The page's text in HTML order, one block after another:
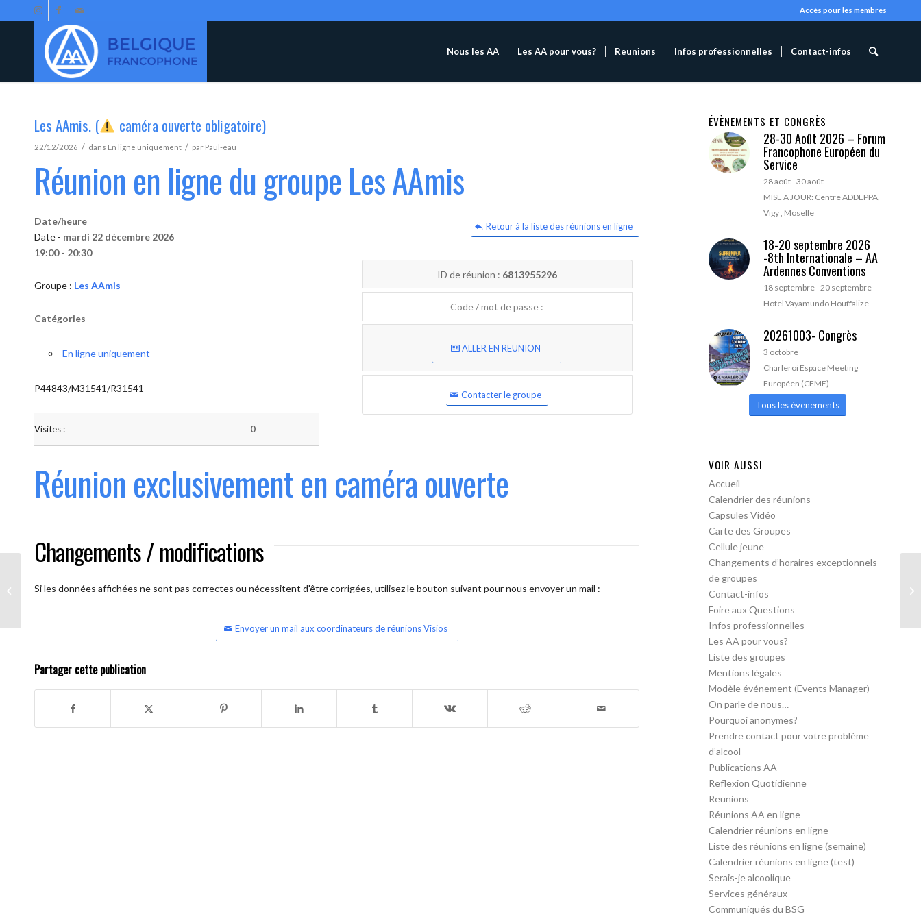
Accès pour les membres
Nous les AA Les AA pour vous? Reunions Infos professionnelles Contact-infos
Les AAmis. ( caméra ouverte obligatoire)
22/12/2026 / dans En ligne uniquement / par Paul-eau
Réunion en ligne du groupe Les AAmis
Retour à la liste des réunions en ligne
Date/heure
Date - mardi 22 décembre 2026
19:00 - 20:30
Groupe : Les AAmis
Catégories
En ligne uniquement
P44843/M31541/R31541
Visites : 0
ID de réunion : 6813955296
Code / mot de passe :
ALLER EN REUNION
Contacter le groupe
Réunion exclusivement en caméra ouverte
Changements / modifications
Si les données affichées ne sont pas correctes ou nécessitent d'être corrigées, utilisez le bouton suivant pour nous envoyer un mail :
Envoyer un mail aux coordinateurs de réunions Visios
Partager cette publication
ÉVÈNEMENTS ET CONGRÈS
28-30 Août 2026 – Forum
Francophone Européen du
Service
28 août-30 août
MISE A JOUR: Centre ADDEPPA,
Vigy , Moselle
18-20 septembre 2026
-8th Internationale – AA
Ardennes Conventions
18 septembre-20 septembre
Hotel Vayamundo Houffalize
20261003- Congrès
3 octobre
Charleroi Espace Meeting
Européen (CEME)
Tous les évenements
VOIR AUSSI
Accueil
Calendrier des réunions
Capsules Vidéo
Carte des Groupes
Cellule jeune
Changements d’horaires exceptionnels
de groupes
Contact-infos
Foire aux Questions
Infos professionnelles
Les AA pour vous?
Liste des groupes
Mentions légales
Modèle événement (Events Manager)
On parle de nous…
Pourquoi anonymes?
Prendre contact pour votre problème
d’alcool
Publications AA
Reflexion Quotidienne
Reunions
Réunions AA en ligne
Calendrier réunions en ligne
Liste des réunions en ligne (semaine)
Calendrier réunions en ligne (test)
Serais-je alcoolique
Services généraux
Communiqués du BSG
Les AAmis. (
caméra ouverte